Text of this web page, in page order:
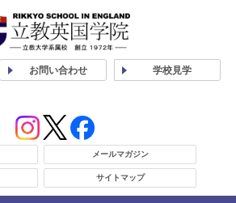
お問い合わせ 学校見学
メールマガジン
サイトマップ